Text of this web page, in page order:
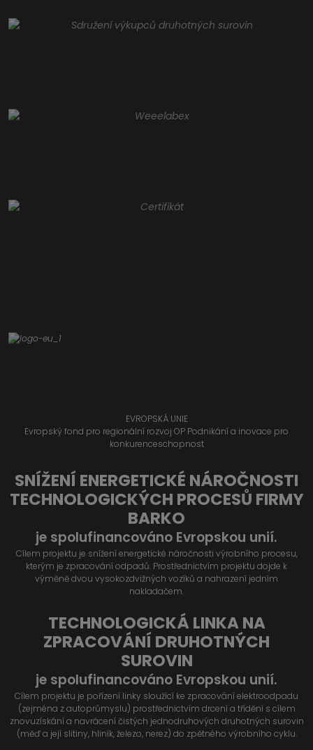
EVROPSKÁ UNIE
Evropský fond pro regionální rozvoj OP Podnikání a inovace pro
konkurenceschopnost
SNÍŽENÍ ENERGETICKÉ NÁROČNOSTI
TECHNOLOGICKÝCH PROCESŮ FIRMY
BARKO
je spolufinancováno Evropskou unií.
Cílem projektu je snížení energetické náročnosti výrobního procesu,
kterým je zpracování odpadů. Prostřednictvím projektu dojde k
výměně dvou vysokozdvižných vozíků a nahrazení jedním
nakladačem.
TECHNOLOGICKÁ LINKA NA
ZPRACOVÁNÍ DRUHOTNÝCH
SUROVIN
je spolufinancováno Evropskou unií.
Cílem projektu je pořízení linky sloužící ke zpracování elektroodpadu
(zejména z autoprůmyslu) prostřednictvím drcení a třídění s cílem
znovuzískání a navrácení čistých jednodruhových druhotných surovin
(měď a její slitiny, hliník, železo, nerez) do zpětného výrobního cyklu.